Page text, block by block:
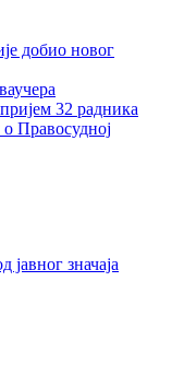
добио новог
32 радника
Правосудној
значаја